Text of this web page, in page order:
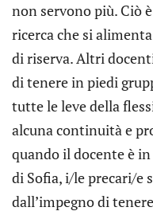
non servono più. Ciò
ricerca che si
di riserva. Altri
di tenere in piedi
tutte le leve della
alcuna continuità e
quando il docente è
di Sofia, i/le precari/e
dall’impegno di